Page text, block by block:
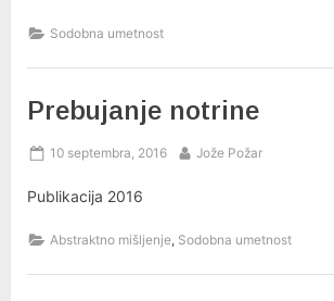
Sodobna umetnost
Prebujanje notrine
Posted
10 septembra, 2016 By
Jože Požar
Publikacija 2016
Abstraktno mišljenje Sodobna umetnost